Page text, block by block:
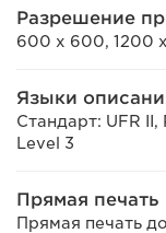
Разрешение
600 x 600, 1200
Языки
Стандарт: UFR
Level 3
Прямая печать
Прямая печать